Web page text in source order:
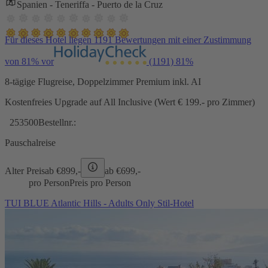
Spanien - Teneriffa - Puerto de la Cruz
Für dieses Hotel liegen 1191 Bewertungen mit einer Zustimmung
von 81% vor (1191) 81%
8-tägige Flugreise, Doppelzimmer Premium inkl. AI
Kostenfreies Upgrade auf All Inclusive (Wert € 199.- pro Zimmer)
253500Bestellnr.:
Pauschalreise
Alter Preisab €899,- ab €699,-
pro PersonPreis pro Person
TUI BLUE Atlantic Hills - Adults Only Stil-Hotel